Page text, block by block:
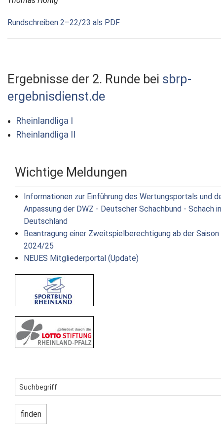
Rundschreiben 2–22/23 als PDF
Ergebnisse der 2. Runde bei sbrp-
ergebnisdienst.de
Rheinlandliga I
Rheinlandliga II
Wichtige Meldungen
Informationen zur Einführung des Wertungsportals und
Anpassung der DWZ - Deutscher Schachbund - Schach in
Deutschland
Beantragung einer Zweitspielberechtigung ab der Saison
2024/25
NEUES Mitgliederportal (Update)